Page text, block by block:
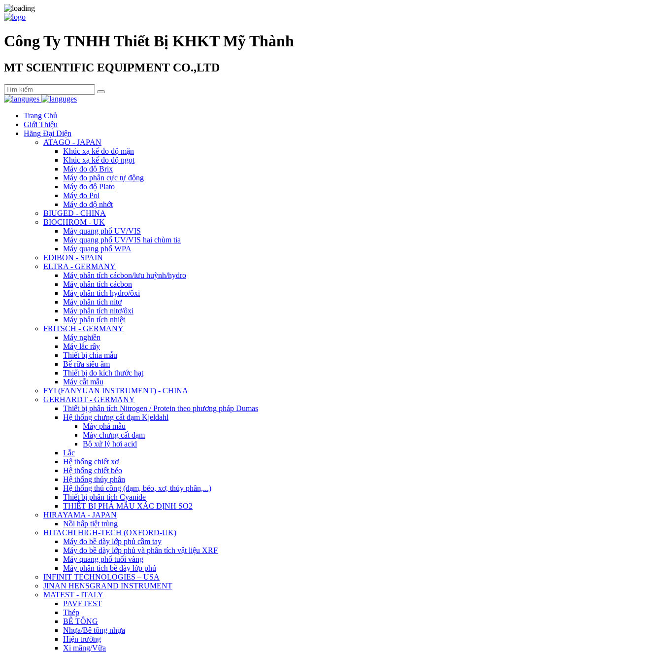
Công Ty TNHH Thiết Bị KHKT Mỹ Thành
MT SCIENTIFIC EQUIPMENT CO.,LTD
Trang Chủ
Giới Thiệu
Hãng Đại Diện
ATAGO - JAPAN
Khúc xạ kế đo độ mặn
Khúc xạ kế đo độ ngọt
Máy đo độ Brix
Máy đo phân cực tự động
Máy đo độ Plato
Máy đo Pol
Máy đo độ nhớt
BIUGED - CHINA
BIOCHROM - UK
Máy quang phổ UV/VIS
Máy quang phổ UV/VIS hai chùm tia
Máy quang phổ WPA
EDIBON - SPAIN
ELTRA - GERMANY
Máy phân tích cácbon/lưu huỳnh/hydro
Máy phân tích cácbon
Máy phân tích hydro/ôxi
Máy phân tích nitơ
Máy phân tích nitơ/ôxi
Máy phân tích nhiệt
FRITSCH - GERMANY
Máy nghiền
Máy lắc rây
Thiết bị chia mẫu
Bể rữa siêu âm
Thiết bị đo kích thước hạt
Máy cắt mẫu
FYI (FANYUAN INSTRUMENT) - CHINA
GERHARDT - GERMANY
Thiết bị phân tích Nitrogen / Protein theo phương pháp Dumas
Hệ thống chưng cất đạm Kjeldahl
Máy phá mẫu
Máy chưng cất đạm
Bộ xử lý hơi acid
Lắc
Hệ thống chiết xơ
Hệ thống chiết béo
Hệ thống thủy phân
Hệ thống thủ công (đạm, béo, xơ, thủy phân,...)
Thiết bị phân tích Cyanide
THIẾT BỊ PHÁ MẪU XÁC ĐỊNH SO2
HIRAYAMA - JAPAN
Nồi hấp tiệt trùng
HITACHI HIGH-TECH (OXFORD-UK)
Máy đo bề dày lớp phủ cầm tay
Máy đo bề dày lớp phủ và phân tích vật liệu XRF
Máy quang phổ tuổi vàng
Máy phân tích bề dày lớp phủ
INFINIT TECHNOLOGIES – USA
JINAN HENSGRAND INSTRUMENT
MATEST - ITALY
PAVETEST
Thép
BÊ TÔNG
Nhựa/Bê tông nhựa
Hiện trường
Xi măng/Vữa